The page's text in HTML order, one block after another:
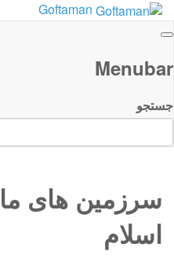
Goftaman
Menubar
جستجو
سرزمین های ما
اسلام